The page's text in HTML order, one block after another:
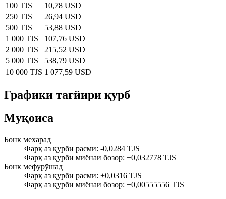
100 TJS
10,78 USD
250 TJS
26,94 USD
500 TJS
53,88 USD
1 000 TJS
107,76 USD
2 000 TJS
215,52 USD
5 000 TJS
538,79 USD
10 000 TJS 1 077,59 USD
Графики тағйири қурб
Муқоиса
Бонк мехарад
Фарқ аз қурби расмӣ: -0,0284 TJS
Фарқ аз қурби миёнаи бозор: +0,032778 TJS
Бонк мефурӯшад
Фарқ аз қурби расмӣ: +0,0316 TJS
Фарқ аз қурби миёнаи бозор: +0,00555556 TJS